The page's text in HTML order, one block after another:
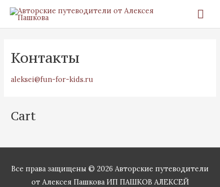
Перейти
Контакты
aleksei@fun-for-kids.ru
Cart
Все права защищены © 2026 Авторские путеводители
от Алексея ПашковаИП ПАШКОВ АЛЕКСЕЙ